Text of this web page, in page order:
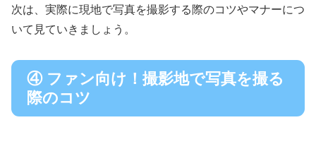
次は、実際に現地で写真を撮影する際のコツやマナーにつ
いて見ていきましょう。
④ ファン向け！撮影地で写真を撮る
際のコツ